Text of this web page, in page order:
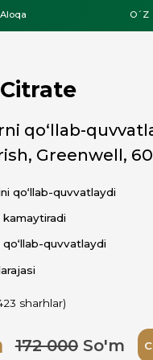
60 ta kapsula
CHEGIRMADA